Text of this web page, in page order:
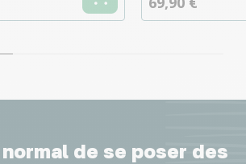
de se poser des